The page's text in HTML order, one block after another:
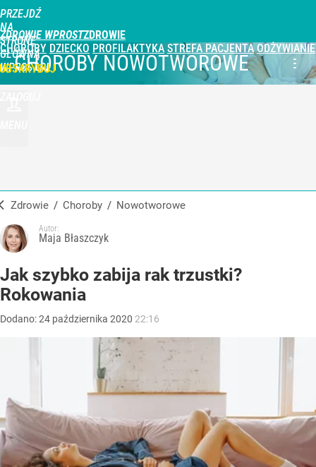
PRZEJDŹ
NA
STRONĘ
GŁÓWNĄ
WPROST.PL
ZDROWIE WPROST
CHOROBY DZIECKO PROFILAKTYKA STREFA PACJENTA ODŻYWIANIE
CHOROBY NOWOTWOROWE
Zdrowie / Choroby / nowotworowe
Autor:
Maja Błaszczyk
Jak szybko zabija rak trzustki?
Rokowania
Dodano:24 października 2020 22:16